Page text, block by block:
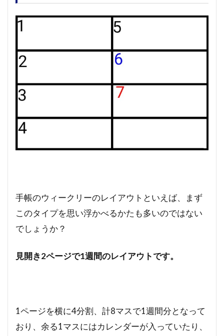
手帳のウィークリーのレイアウトといえば、まず
このタイプを思い浮かべるかたも多いのではない
でしょうか？
見開き2ページで1週間のレイアウトです。
1ページを横に4分割、計8マスで1週間分となって
おり、余る1マスにはカレンダーが入っていたり、